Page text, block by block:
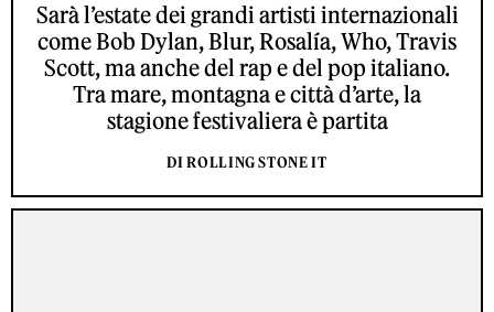
Sarà l’estate dei grandi artisti internazionali
come Bob Dylan, Blur, Rosalía, Who, Travis
Scott, ma anche del rap e del pop italiano.
Tra mare, montagna e città d’arte, la
stagione festivaliera è partita
DI ROLLING STONE IT